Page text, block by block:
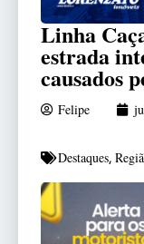
Linha
estrada
causados
Felipe
Destaques,